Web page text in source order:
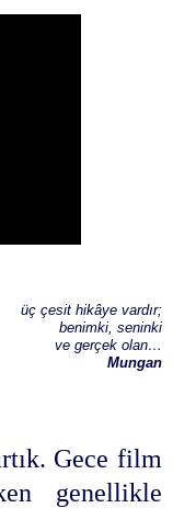
üç çesit hikâye vardır;
benimki, seninki
ve gerçek olan…
Mungan
Gece film
genellikle